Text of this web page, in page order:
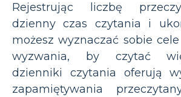
Rejestrując liczbę
dzienny czas czytania i
możesz wyznaczać sobie
wyzwania, by czytać
dzienniki czytania oferują
zapamiętywania